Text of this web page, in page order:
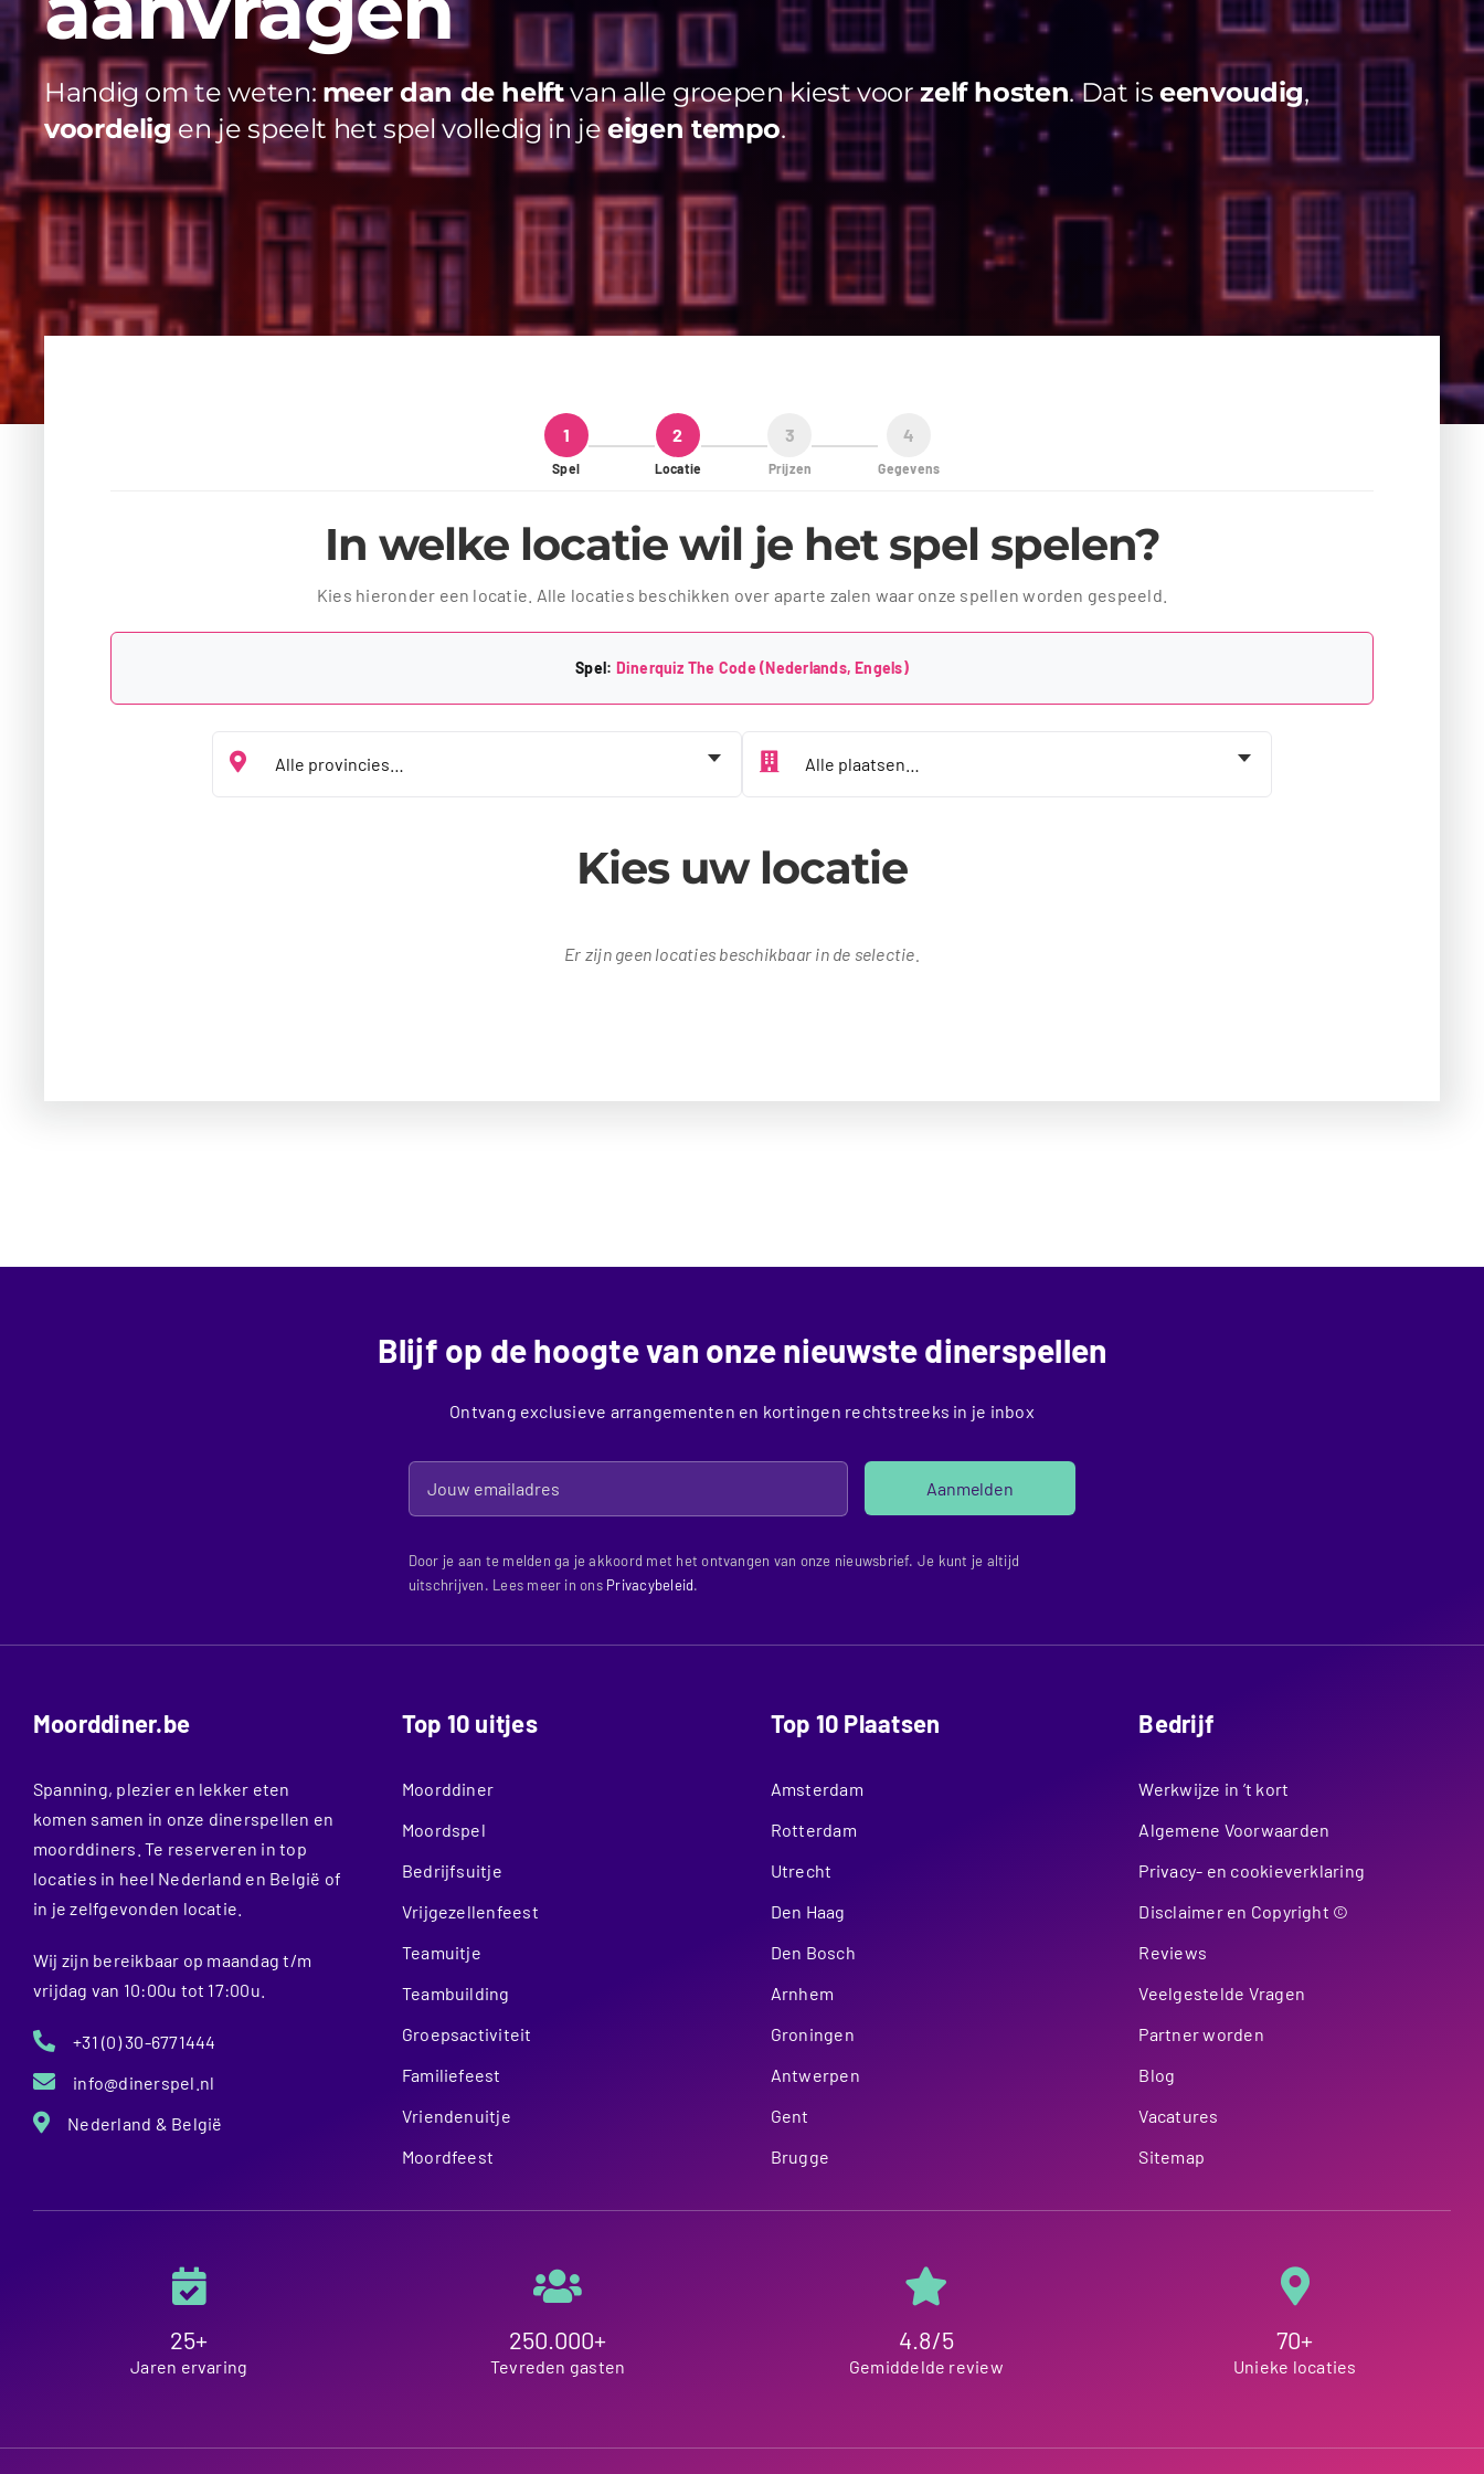
Handig om te weten: meer dan de helftvan alle groepen kiest voorzelf hosten. Dat iseenvoudig,
voordeligen je speelt het spel volledig in jeeigen tempo.
1
Spel
2
Locatie
3
Prijzen
4
Gegevens
In welke locatie wil je het spel spelen?
Kies hieronder een locatie. Alle locaties beschikken over aparte zalen waar onze spellen worden gespeeld.
Spel: Dinerquiz The Code (Nederlands, Engels)
Kies uw locatie
Er zijn geen locaties beschikbaar in de selectie.
Blijf op de hoogte van onze nieuwste dinerspellen
Ontvang exclusieve arrangementen en kortingen rechtstreeks in je inbox
Aanmelden
Door je aan te melden ga je akkoord met het ontvangen van onze nieuwsbrief. Je kunt je altijd
uitschrijven. Lees meer in ons Privacybeleid.
Moorddiner.be
Spanning, plezier en lekker eten
komen samen in onze dinerspellen en
moorddiners. Te reserveren in top
locaties in heel Nederland en België of
in je zelfgevonden locatie.
Wij zijn bereikbaar op maandag t/m
vrijdag van 10:00u tot 17:00u.
+31 (0) 30-6771444
info@dinerspel.nl
Nederland & België
Top 10 uitjes
Moorddiner
Moordspel
Bedrijfsuitje
Vrijgezellenfeest
Teamuitje
Teambuilding
Groepsactiviteit
Familiefeest
Vriendenuitje
Moordfeest
Top 10 Plaatsen
Amsterdam
Rotterdam
Utrecht
Den Haag
Den Bosch
Arnhem
Groningen
Antwerpen
Gent
Brugge
Bedrijf
Werkwijze in ’t kort
Algemene Voorwaarden
Privacy- en cookieverklaring
Disclaimer en Copyright ©
Reviews
Veelgestelde Vragen
Partner worden
Blog
Vacatures
Sitemap
25+
Jaren ervaring
250.000+
Tevreden gasten
4.8/5
Gemiddelde review
70+
Unieke locaties